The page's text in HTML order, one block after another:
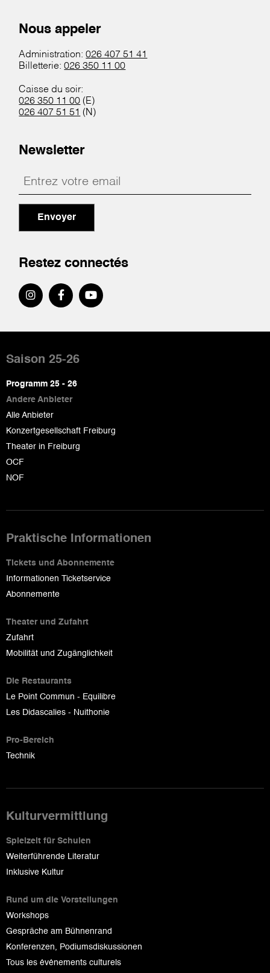
Nous appeler
Administration:026 407 51 41
Billetterie:026 350 11 00
Caisse du soir:
026 350 11 00 (E)
026 407 51 51 (N)
Newsletter
Envoyer
Restez connectés
de
page
Saison 25-26
Programm 25 - 26
Andere Anbieter
Alle Anbieter
Konzertgesellschaft Freiburg
Theater in Freiburg
OCF
NOF
Praktische Informationen
Tickets und Abonnemente
Informationen Ticketservice
Abonnemente
Theater und Zufahrt
Zufahrt
Mobilität und Zugänglichkeit
Die Restaurants
Le Point Commun - Equilibre
Les Didascalies - Nuithonie
Pro-Bereich
Technik
Kulturvermittlung
Spielzeit für Schulen
Weiterführende Literatur
Inklusive Kultur
Rund um die Vorstellungen
Workshops
Gespräche am Bühnenrand
Konferenzen, Podiumsdiskussionen
Tous les événements culturels